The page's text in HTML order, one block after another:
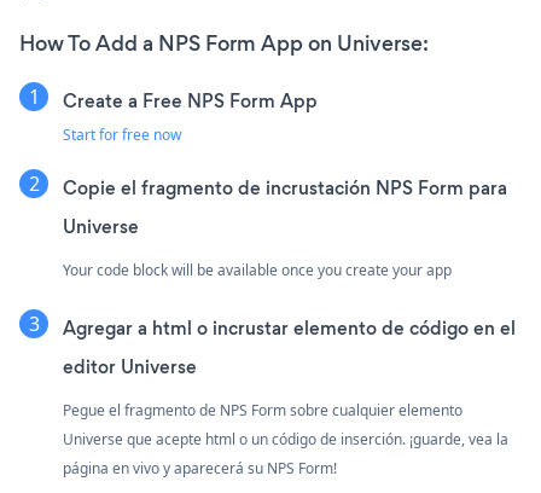
How To Add a NPS Form App on Universe:
Create a Free NPS Form App
Start for free now
Copie el fragmento de incrustación NPS Form para
Universe
Your code block will be available once you create your app
Agregar a html o incrustar elemento de código en el
editor Universe
Pegue el fragmento de NPS Form sobre cualquier elemento
Universe que acepte html o un código de inserción. ¡guarde, vea la
página en vivo y aparecerá su NPS Form!